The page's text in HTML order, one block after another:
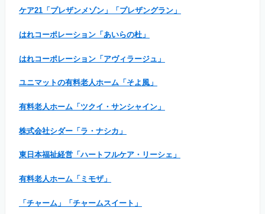
ケア21「プレザンメゾン」「プレザングラン」
はれコーポレーション「あいらの杜」
はれコーポレーション「アヴィラージュ」
ユニマットの有料老人ホーム「そよ風」
有料老人ホーム「ツクイ・サンシャイン」
株式会社シダー「ラ・ナシカ」
東日本福祉経営「ハートフルケア・リーシェ」
有料老人ホーム「ミモザ」
「チャーム」「チャームスイート」